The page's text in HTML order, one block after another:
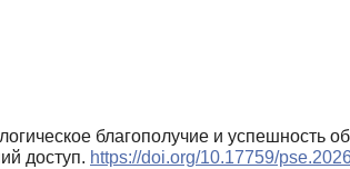
благополучие и успешность
доступ. https://doi.org/10.17759/